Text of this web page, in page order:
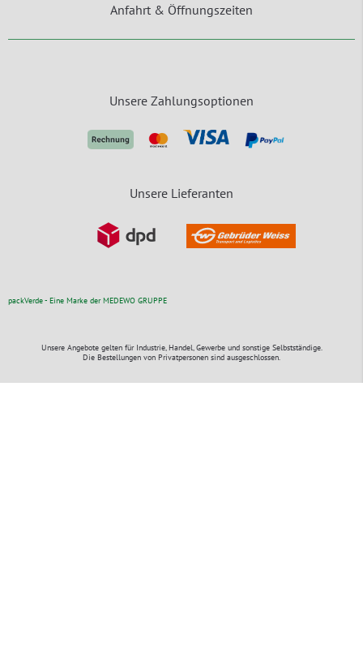
Anfahrt & Öffnungszeiten
Unsere Zahlungsoptionen
Unsere Lieferanten
packVerde - Eine Marke der MEDEWO GRUPPE
Unsere Angebote gelten für Industrie, Handel, Gewerbe und sonstige Selbstständige.
Die Bestellungen von Privatpersonen sind ausgeschlossen.